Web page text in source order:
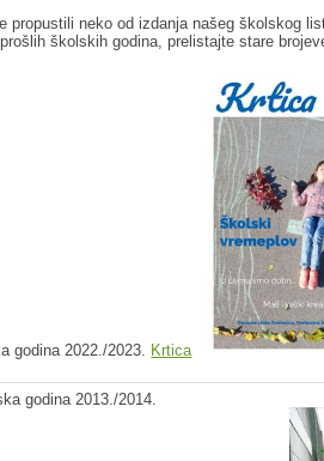
propustili neko od izdanja našeg školskog
školskih godina, prelistajte stare
godina 2022./2023. Krtica
godina 2013./2014.